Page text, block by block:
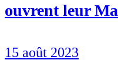
ouvrent leur
15 août 2023